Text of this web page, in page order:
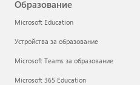
Образование
Microsoft Education
Устройства за образование
Microsoft Teams за образование
Microsoft 365 Education